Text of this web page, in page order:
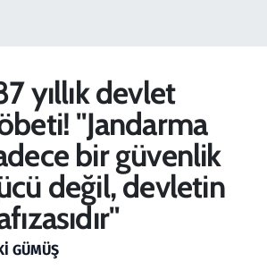
yıllık devlet
"Jandarma
bir güvenlik
değil, devletin
GÜMÜŞ